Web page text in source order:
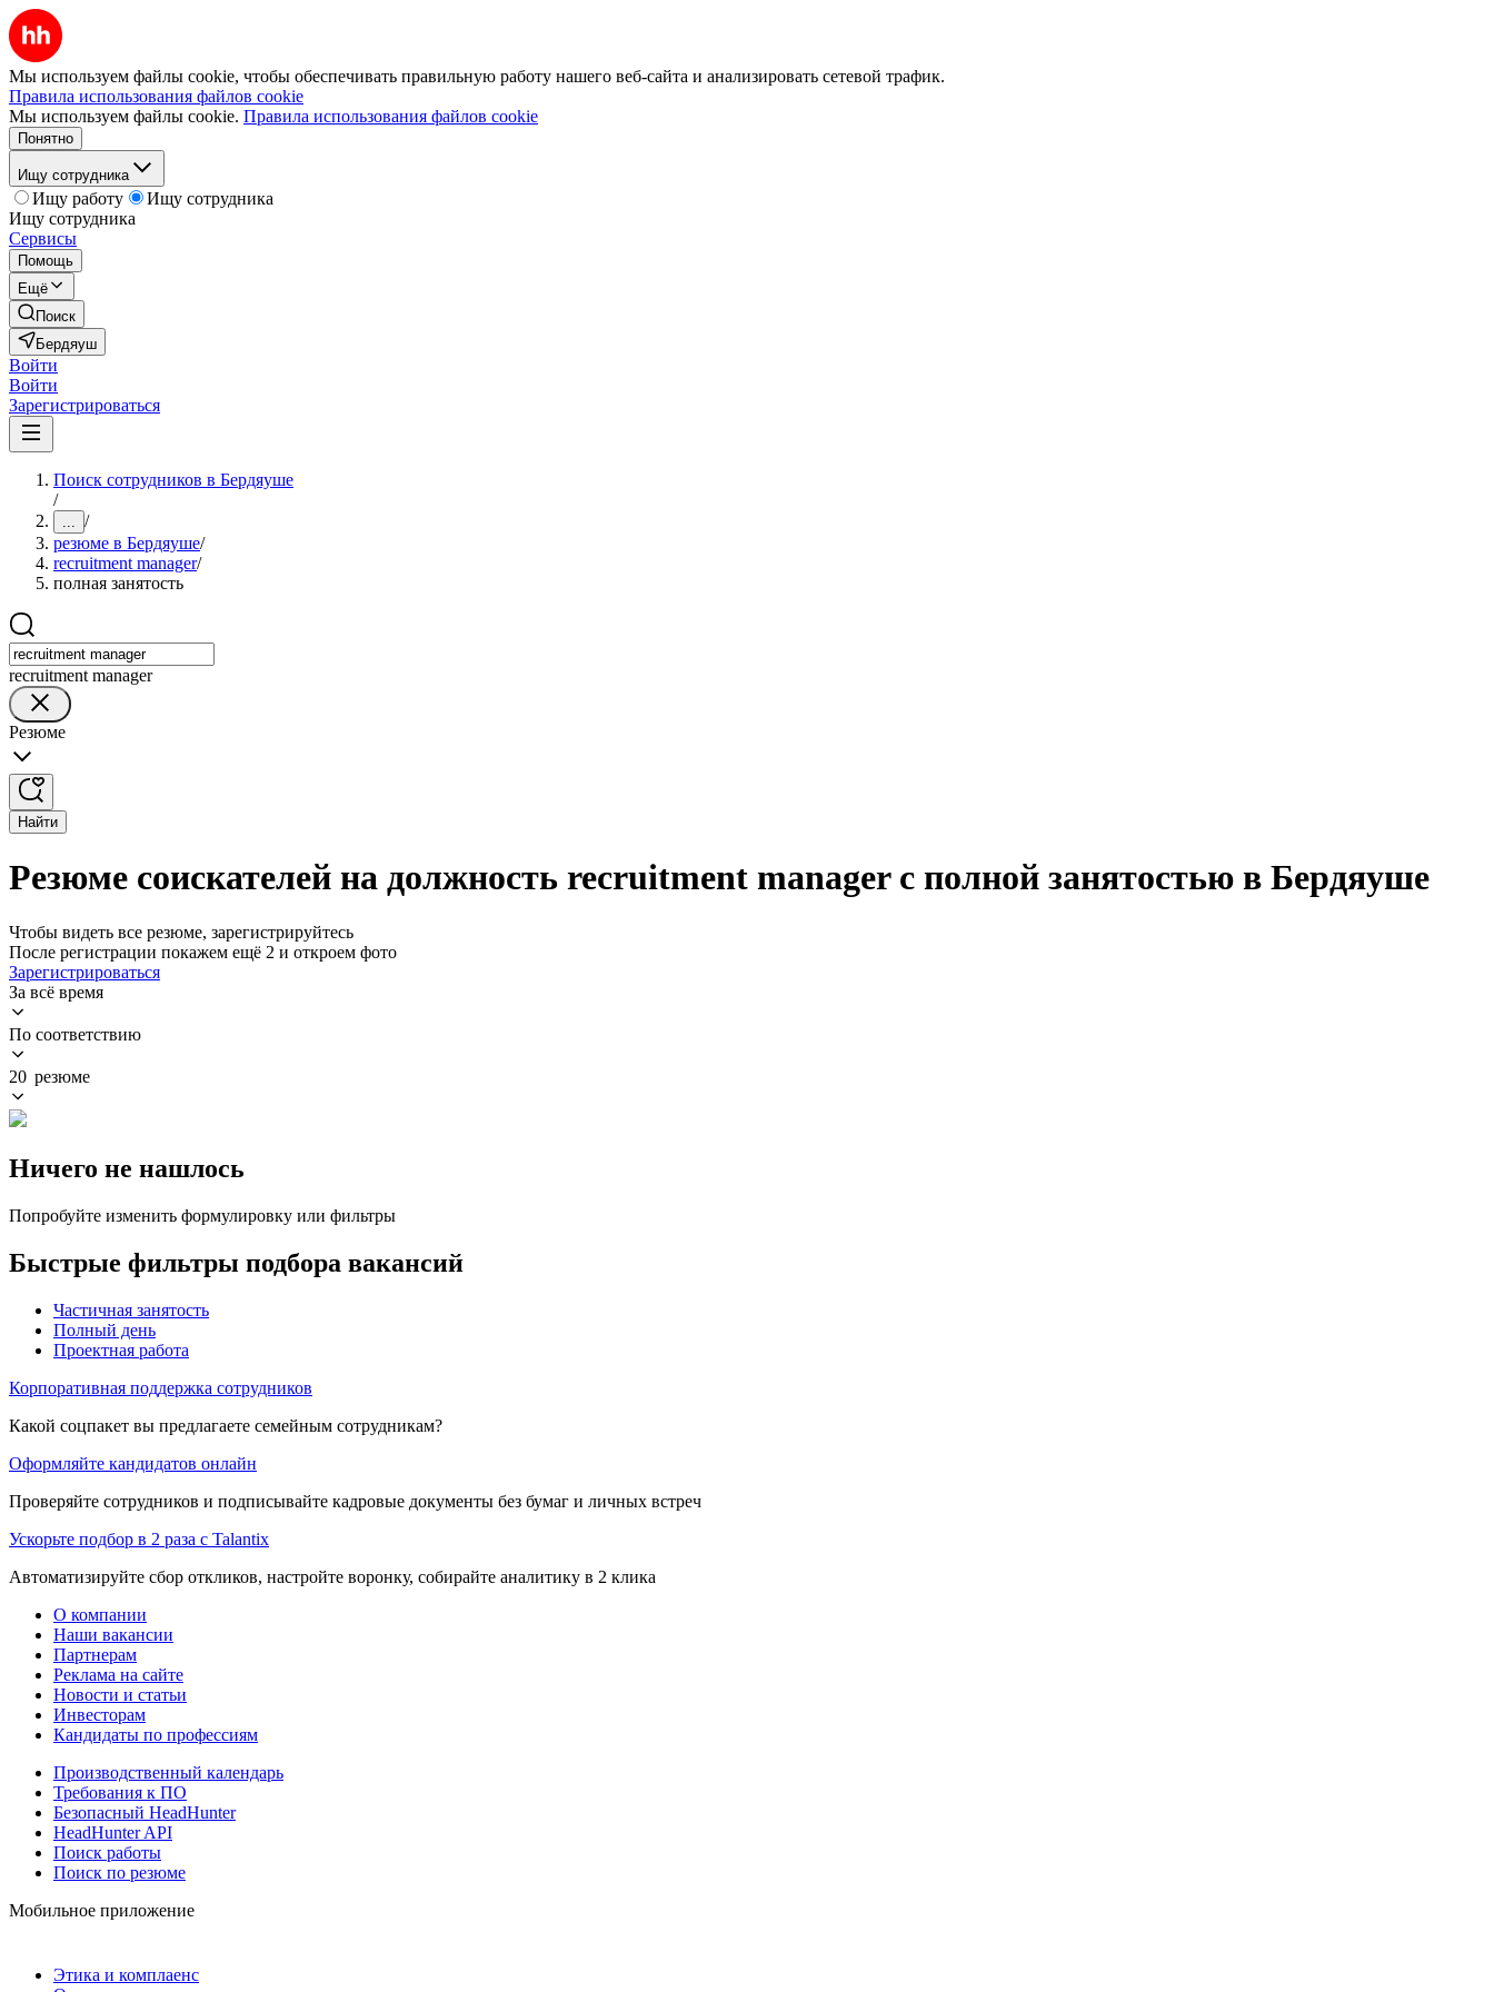
Мы используем файлы cookie, чтобы обеспечивать правильную работу нашего веб-сайта и анализировать сетевой трафик.
Правила использования файлов cookie
Мы используем файлы cookie. Правила использования файлов cookie
Понятно
Ищу сотрудника
Ищу работу
Ищу сотрудника
Ищу сотрудника
Сервисы
Помощь
Ещё
Поиск
Бердяуш
Войти
Войти
Зарегистрироваться
Поиск сотрудников в Бердяуше
/
... /
резюме в Бердяуше/
recruitment manager/
полная занятость
recruitment manager
Резюме
Найти
Резюме соискателей на должность recruitment manager с полной занятостью в Бердяуше
Чтобы видеть все резюме, зарегистрируйтесь
После регистрации покажем ещё 2 и откроем фото
Зарегистрироваться
За всё время
По соответствию
20 резюме
Ничего не нашлось
Попробуйте изменить формулировку или фильтры
Быстрые фильтры подбора вакансий
Частичная занятость
Полный день
Проектная работа
Корпоративная поддержка сотрудников
Какой соцпакет вы предлагаете семейным сотрудникам?
Оформляйте кандидатов онлайн
Проверяйте сотрудников и подписывайте кадровые документы без бумаг и личных встреч
Ускорьте подбор в 2 раза с Talantix
Автоматизируйте сбор откликов, настройте воронку, собирайте аналитику в 2 клика
О компании
Наши вакансии
Партнерам
Реклама на сайте
Новости и статьи
Инвесторам
Кандидаты по профессиям
Производственный календарь
Требования к ПО
Безопасный HeadHunter
HeadHunter API
Поиск работы
Поиск по резюме
Мобильное приложение
Этика и комплаенс